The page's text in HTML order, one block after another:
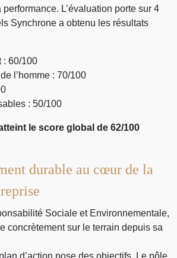
L’évaluation porte sur 4
Synchrone a obtenu les résultats
: 60/100
l’homme : 70/100
: 50/100
le score global de 62/100
durable au cœur de la
Sociale et Environnementale,
concrètement sur le terrain depuis sa
d’action pose des objectifs. Le pôle